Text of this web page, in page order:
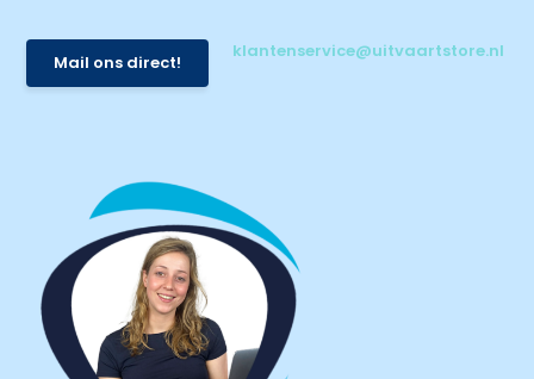
Mail ons direct!
klantenservice@uitvaartstore.nl